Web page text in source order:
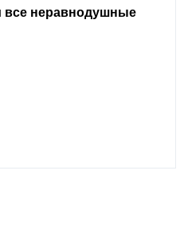
все неравнодушные